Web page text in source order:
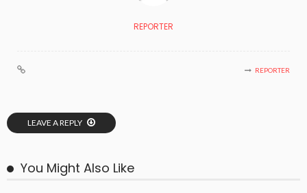
REPORTER
REPORTER
LEAVE A REPLY
You Might Also Like